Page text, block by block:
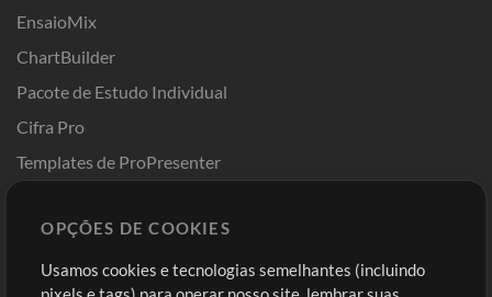
EnsaioMix
ChartBuilder
Pacote de Estudo Individual
Cifra Pro
Templates de ProPresenter
Comprar Créditos
Entre
OPÇÕES DE COOKIES
Usamos cookies e tecnologias semelhantes (incluindo